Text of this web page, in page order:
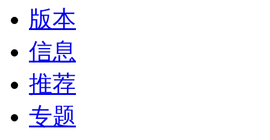
版本
信息
推荐
专题